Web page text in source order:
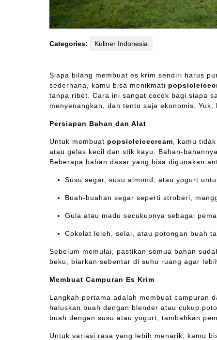
Categories: Kuliner Indonesia
Siapa bilang membuat es krim sendiri harus
sederhana, kamu bisa menikmati
tanpa ribet. Cara ini sangat cocok bagi siapa
menyenangkan, dan tentu saja ekonomis.
Persiapan Bahan dan Alat
Untuk membuat popsicleicecream, kamu
atau gelas kecil dan stik kayu. Bahan-
Beberapa bahan dasar yang bisa digunakan
Susu segar, susu almond, atau yogurt
Buah-buahan segar seperti stroberi,
Gula atau madu secukupnya sebagai
Cokelat leleh, selai, atau potongan buah
Sebelum memulai, pastikan semua bahan
beku, biarkan sebentar di suhu ruang agar
Membuat Campuran Es Krim
Langkah pertama adalah membuat campuran
haluskan buah dengan blender atau cukup
buah dengan susu atau yogurt, tambahkan
Untuk variasi rasa yang lebih menarik, kamu